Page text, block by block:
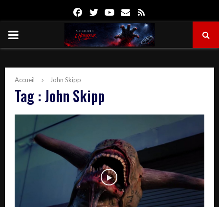
FacebookTwitterYoutube
Email
PRIMARY
Accueil John Skipp
Tag : John Skipp